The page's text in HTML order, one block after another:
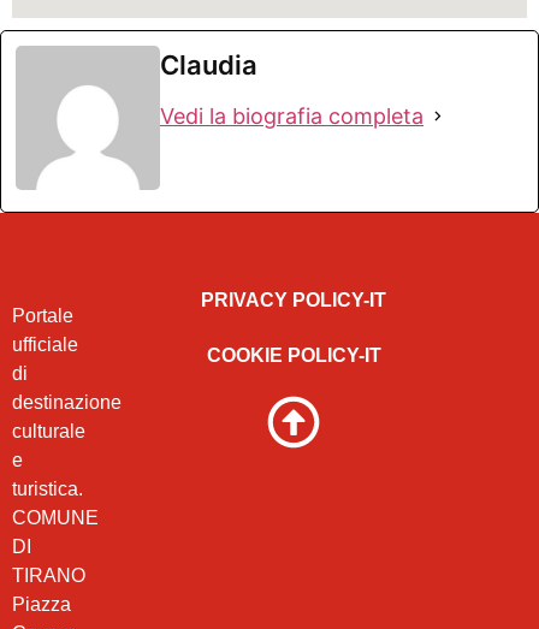
Claudia
Vedi la biografia completa
Portale
ufficiale
di
destinazione
culturale
e
turistica.
COMUNE
DI
TIRANO
Piazza
PRIVACY POLICY-IT
COOKIE POLICY-IT